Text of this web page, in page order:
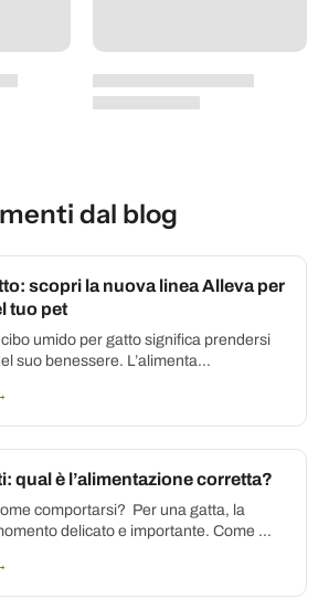
dal blog
scopri la nuova linea Alleva per
tuo pet
umido per gatto significa prendersi
suo benessere. L’alimenta...
qual è l’alimentazione corretta?
comportarsi? Per una gatta, la
delicato e importante. Come ...